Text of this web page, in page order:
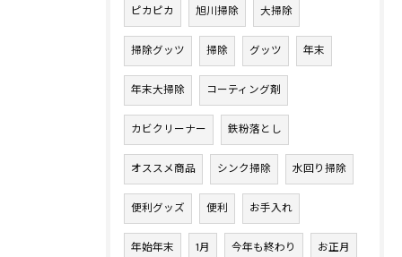
ピカピカ 旭川掃除 大掃除
掃除グッツ 掃除 グッツ 年末
年末大掃除 コーティング剤
カビクリーナー 鉄粉落とし
オススメ商品 シンク掃除 水回り掃除
便利グッズ 便利 お手入れ
年始年末 1月 今年も終わり お正月